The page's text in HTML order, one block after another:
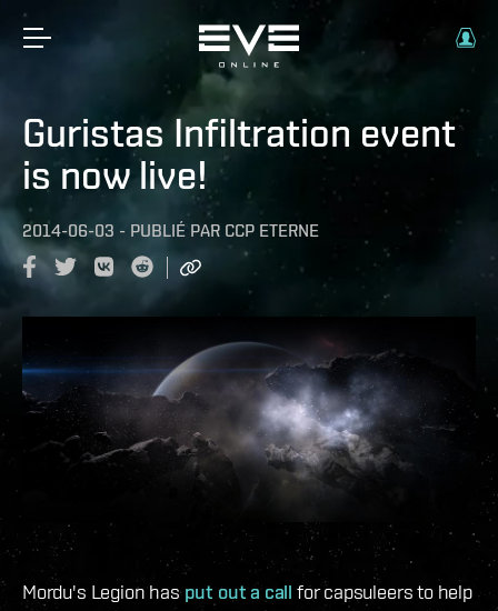
Guristas Infiltration event
is now live!
2014-06-03 - PUBLIÉ PAR CCP ETERNE
Mordu's Legion hasput out a call for capsuleers to help